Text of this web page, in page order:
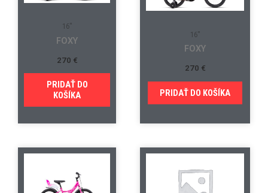
16"
FOXY
270 €
PRIDAŤ DO
KOŠÍKA
16"
FOXY
270 €
PRIDAŤ DO KOŠÍKA